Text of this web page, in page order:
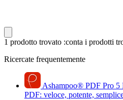
1 prodotto trovato :conta i prodotti
Ricercate frequentemente
Ashampoo® PDF Pro 5
PDF: veloce, potente,